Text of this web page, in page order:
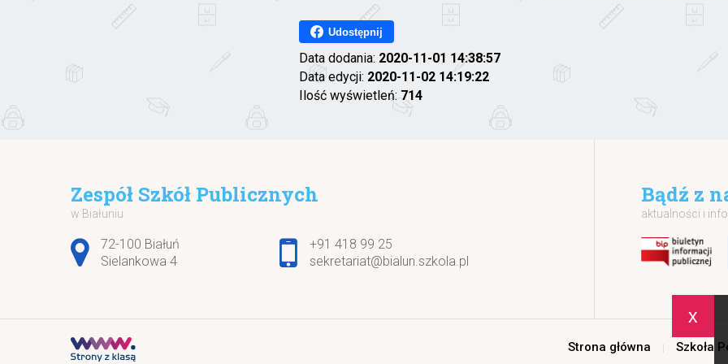
x
Udostępnij
Data dodania: 2020-11-01 14:38:57
Data edycji: 2020-11-02 14:19:22
Ilość wyświetleń: 714
Zespół Szkół Publicznych
w Białuniu
Adres pocztowy:
72-100 Białuń
Sielankowa 4
+91 418 99 25
sekretariat@bialun.szkola.pl
Bądź z
aktualności i
Strona główna Szkoła